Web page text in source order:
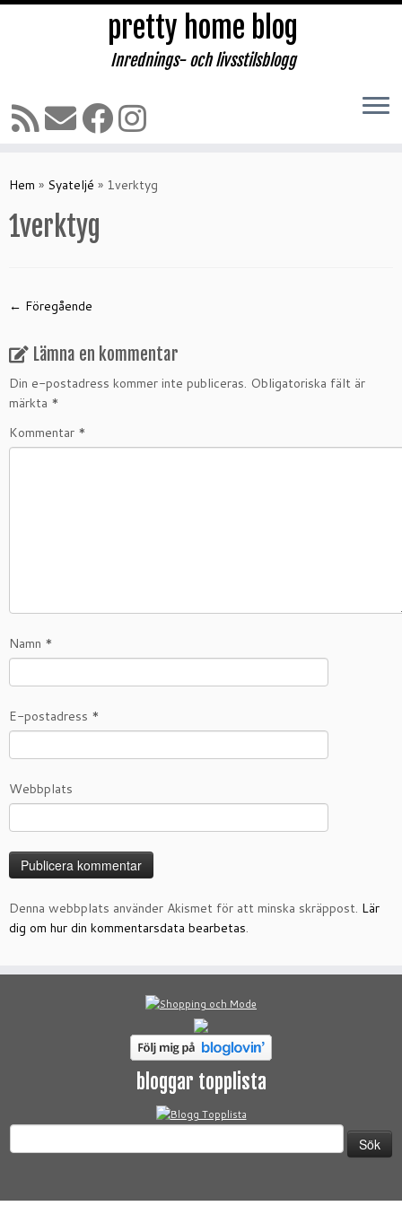
till
pretty home blog
Inrednings- och livsstilsblogg
Hem » Syateljé » 1verktyg
1verktyg
← Föregående
Lämna en kommentar
Din e-postadress kommer inte publiceras. Obligatoriska fält är
märkta *
Kommentar *
Namn *
E-postadress *
Webbplats
Denna webbplats använder Akismet för att minska skräppost. Lär
dig om hur din kommentarsdata bearbetas.
bloggar topplista
efter: